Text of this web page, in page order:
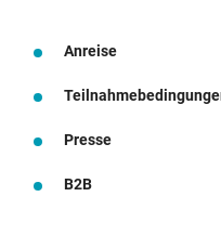
Anreise
Presse
B2B